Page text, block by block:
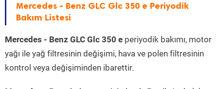
Mercedes - Benz GLC Glc 350 e Periyodik
Bakım Listesi
Mercedes - Benz GLC Glc 350 e periyodik bakımı, motor
yağı ile yağ filtresinin değişimi, hava ve polen filtresinin
kontrol veya değişiminden ibarettir.